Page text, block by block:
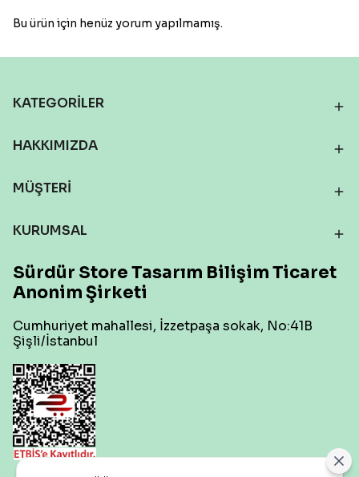
Bu ürün için henüz yorum yapılmamış.
KATEGORİLER
HAKKIMIZDA
MÜŞTERİ
KURUMSAL
Sürdür Store Tasarım Bilişim Ticaret
Anonim Şirketi
Cumhuriyet mahallesi, İzzetpaşa sokak, No:41B
Şişli/İstanbul